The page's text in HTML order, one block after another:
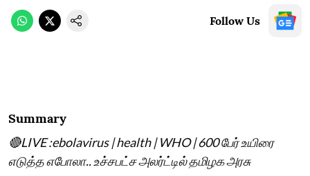
Follow Us
Summary
🔴LIVE :ebolavirus | health | WHO | 600 பேர் உயிரை
எடுத்த எபோலா.. உச்சபட்ச அலர்ட்டில் தமிழக அரசு